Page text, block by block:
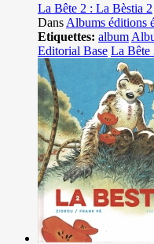
La Bête 2 : La Bèstia 2
Dans Albums éditions
Etiquettes: album
Editorial Base La Bête